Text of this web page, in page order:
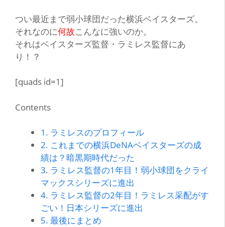
つい最近まで弱小球団だった横浜ベイスターズ。
それなのに何故こんなに強いのか。
それはベイスターズ監督・ラミレス監督にあ
り！？
[quads id=1]
Contents
1. ラミレスのプロフィール
2. これまでの横浜DeNAベイスターズの成
績は？暗黒期時代だった
3. ラミレス監督の1年目！弱小球団をクライ
マックスシリーズに進出
4. ラミレス監督の2年目！ラミレス采配がす
ごい！日本シリーズに進出
5. 最後にまとめ